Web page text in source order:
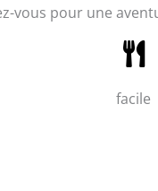
vous pour une
facile